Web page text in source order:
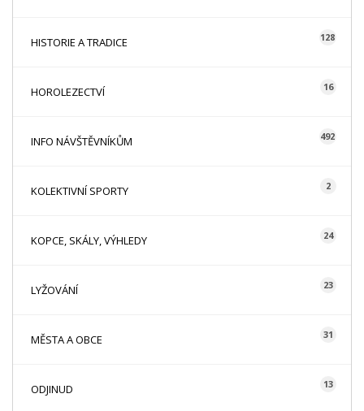
HISTORIE A TRADICE 128
HOROLEZECTVÍ 16
INFO NÁVŠTĚVNÍKŮM 492
KOLEKTIVNÍ SPORTY 2
KOPCE, SKÁLY, VÝHLEDY 24
LYŽOVÁNÍ 23
MĚSTA A OBCE 31
ODJINUD 13